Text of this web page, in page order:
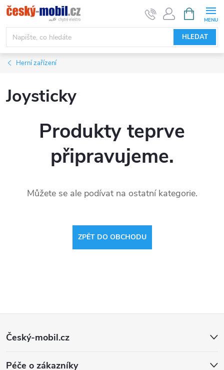
Přejít
na
obsah
HLEDAT
NÁKUPNÍ
KOŠÍK
Herní zařízení
Joysticky
Produkty teprve
připravujeme.
Můžete se ale podívat na ostatní kategorie.
ZPĚT DO OBCHODU
ZČeský-mobil.cz
Péče o zákazníky